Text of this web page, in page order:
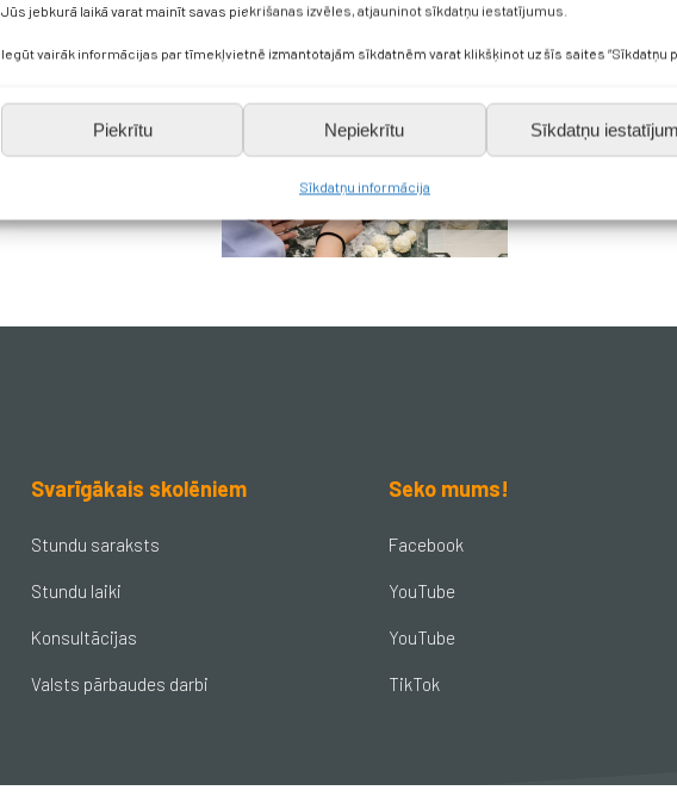
Jūs jebkurā laikā varat mainīt savas piekrišanas izvēles, atjauninot sīkdatņu iestatījumus.
Iegūt vairāk informācijas par tīmekļvietnē izmantotajām sīkdatnēm varat klikšķinot uz šīs saites “Sīkdatņu
Piekrītu Nepiekrītu Sīkdatņu
Sīkdatņu informācija
Svarīgākais skolēniem
Stundu saraksts
Stundu laiki
Konsultācijas
Valsts pārbaudes darbi
Seko mums!
Facebook
YouTube
YouTube
TikTok